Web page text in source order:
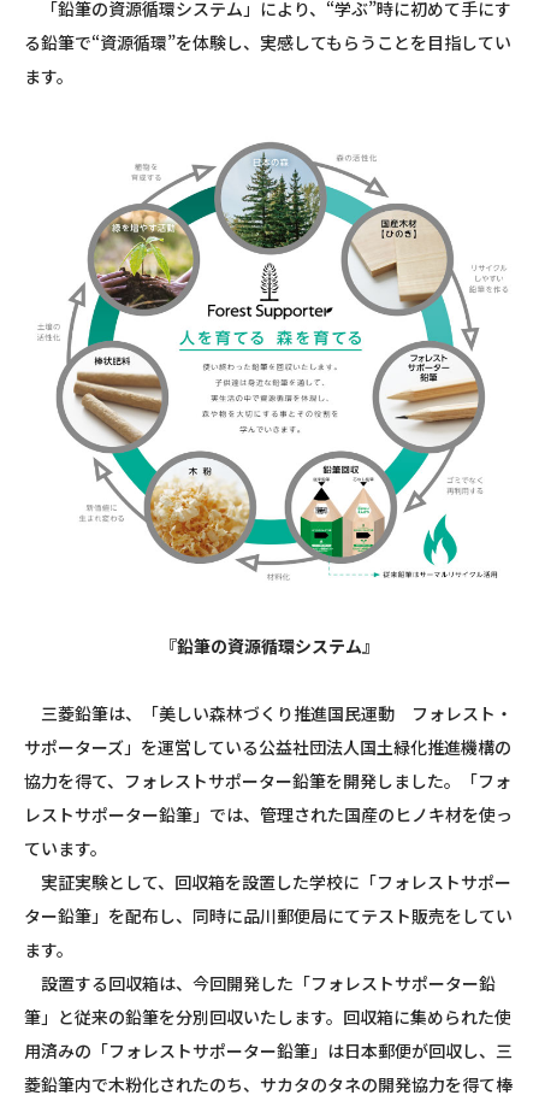
「鉛筆の資源循環システム」により、“学ぶ”時に初めて手にす
る鉛筆で“資源循環”を体験し、実感してもらうことを目指してい
ます。
『鉛筆の資源循環システム』
三菱鉛筆は、「美しい森林づくり推進国民運動 フォレスト・
サポーターズ」を運営している公益社団法人国土緑化推進機構の
協力を得て、フォレストサポーター鉛筆を開発しました。「フォ
レストサポーター鉛筆」では、管理された国産のヒノキ材を使っ
ています。
実証実験として、回収箱を設置した学校に「フォレストサポー
ター鉛筆」を配布し、同時に品川郵便局にてテスト販売をしてい
ます。
設置する回収箱は、今回開発した「フォレストサポーター鉛
筆」と従来の鉛筆を分別回収いたします。回収箱に集められた使
用済みの「フォレストサポーター鉛筆」は日本郵便が回収し、三
菱鉛筆内で木粉化されたのち、サカタのタネの開発協力を得て棒